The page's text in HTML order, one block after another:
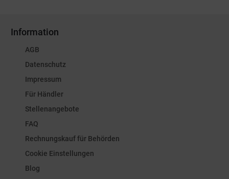
Information
AGB
Datenschutz
Impressum
Für Händler
Stellenangebote
FAQ
Rechnungskauf für Behörden
Cookie Einstellungen
Blog